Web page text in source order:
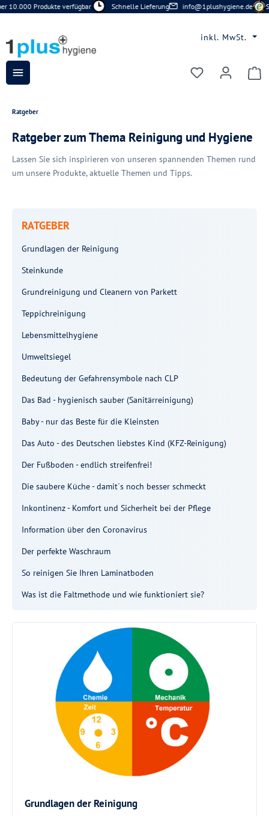
Zum Hauptinhalt springen
Produkte verfügbar Schnelle Lieferung info@1plushygiene.de
inkl. MwSt.
Du hast 0
Ratgeber
Ratgeber zum Thema Reinigung und Hygiene
Lassen Sie sich inspirieren von unseren spannenden Themen rund
um unsere Produkte, aktuelle Themen und Tipps.
RATGEBER
Grundlagen der Reinigung
Steinkunde
Grundreinigung und Cleanern von Parkett
Teppichreinigung
Lebensmittelhygiene
Umweltsiegel
Bedeutung der Gefahrensymbole nach CLP
Das Bad - hygienisch sauber (Sanitärreinigung)
Baby - nur das Beste für die Kleinsten
Das Auto - des Deutschen liebstes Kind (KFZ-Reinigung)
Der Fußboden - endlich streifenfrei!
Die saubere Küche - damit´s noch besser schmeckt
Inkontinenz - Komfort und Sicherheit bei der Pflege
Information über den Coronavirus
Der perfekte Waschraum
So reinigen Sie Ihren Laminatboden
Was ist die Faltmethode und wie funktioniert sie?
Grundlagen der Reinigung